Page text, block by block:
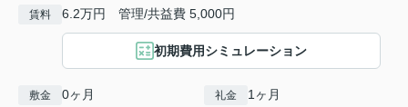
賃料 6.2万円 管理/共益費 5,000円
初期費用シミュレーション
敷金 0ヶ月 礼金 1ヶ月